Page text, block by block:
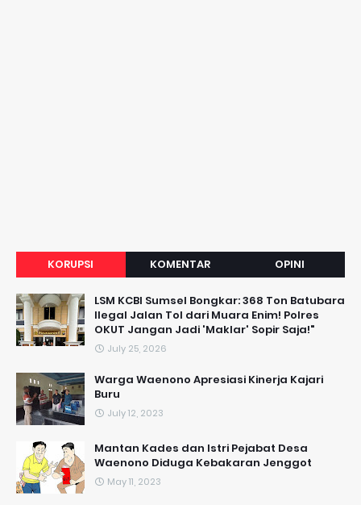
KORUPSI KOMENTAR OPINI
LSM KCBI Sumsel Bongkar: 368 Ton Batubara
Ilegal Jalan Tol dari Muara Enim! Polres
OKUT Jangan Jadi 'Maklar' Sopir Saja!"
July 25, 2026
Warga Waenono Apresiasi Kinerja Kajari
Buru
July 12, 2023
Mantan Kades dan Istri Pejabat Desa
Waenono Diduga Kebakaran Jenggot
May 11, 2023